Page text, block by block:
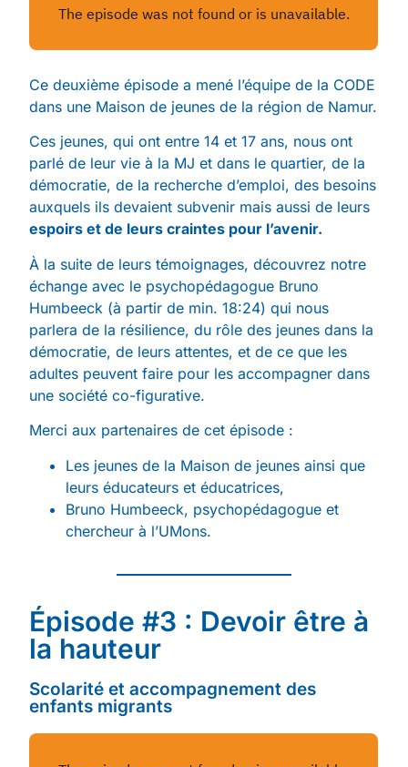
Ce deuxième épisode a mené l’équipe de la CODE
dans une Maison de jeunes de la région de Namur.
Ces jeunes, qui ont entre 14 et 17 ans, nous ont
parlé de leur vie à la MJ et dans le quartier, de la
démocratie, de la recherche d’emploi, des besoins
auxquels ils devaient subvenir mais aussi de leurs
espoirs et de leurs craintes pour l’avenir.
À la suite de leurs témoignages, découvrez notre
échange avec le psychopédagogue Bruno
Humbeeck (à partir de min. 18:24) qui nous
parlera de la résilience, du rôle des jeunes dans la
démocratie, de leurs attentes, et de ce que les
adultes peuvent faire pour les accompagner dans
une société co-figurative.
Merci aux partenaires de cet épisode :
Les jeunes de la Maison de jeunes ainsi que
leurs éducateurs et éducatrices,
Bruno Humbeeck, psychopédagogue et
chercheur à l’UMons.
Épisode #3 : Devoir être à
la hauteur
Scolarité et accompagnement des
enfants migrants